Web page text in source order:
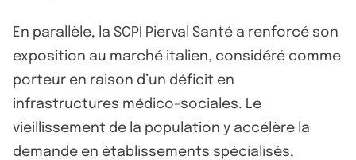
En parallèle, la SCPI Pierval Santé a renforcé son
exposition au marché italien, considéré comme
porteur en raison d’un déficit en
infrastructures médico-sociales. Le
vieillissement de la population y accélère la
demande en établissements spécialisés,